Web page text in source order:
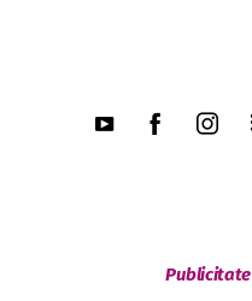
Publicitate